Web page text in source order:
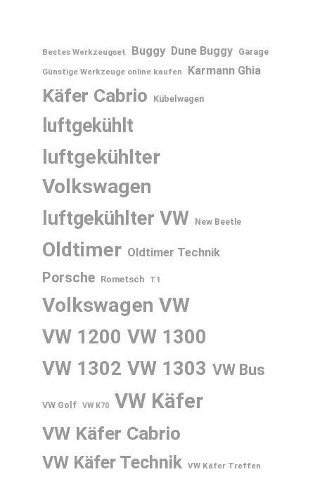
Bestes Werkzeugset Buggy Dune Buggy
Garage
Günstige Werkzeuge online kaufen
Karmann Ghia
Käfer Cabrio Kübelwagen
luftgekühlt
luftgekühlter
Volkswagen
luftgekühlter VW New Beetle
Oldtimer Oldtimer Technik
Porsche Rometsch T1
Volkswagen VW
VW 1200 VW 1300
VW 1302 VW 1303 VW Bus
VW Golf VW K70 VW Käfer
VW Käfer Cabrio
VW Käfer Technik VW Käfer Treffen